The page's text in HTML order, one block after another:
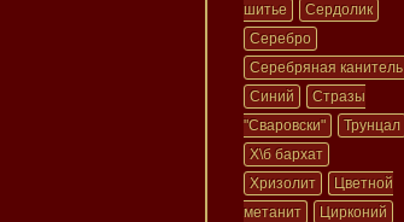
шитье
Сердолик
Серебро
Серебряная канитель
Синий
Стразы
"Сваровски"
Трунцал
Х\б бархат
Хризолит
Цветной
метанит
Цирконий